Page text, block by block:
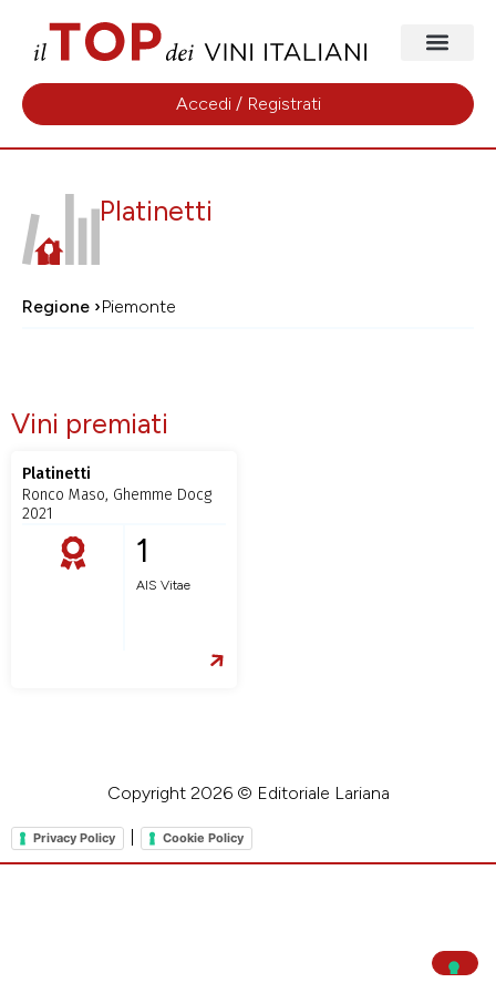
Accedi / Registrati
Platinetti
Regione ›Piemonte
Vini premiati
Platinetti
Ronco Maso, Ghemme Docg
2021
1
AIS Vitae
Copyright 2026 © Editoriale Lariana
Privacy Policy Cookie Policy